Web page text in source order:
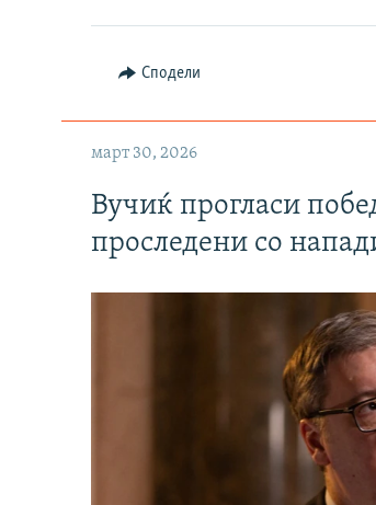
Сподели
март 30, 2026
Вучиќ прогласи
проследени со